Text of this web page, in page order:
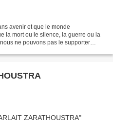
avenir et que le monde
la mort ou le silence, la guerre ou la
ne pouvons pas le supporter